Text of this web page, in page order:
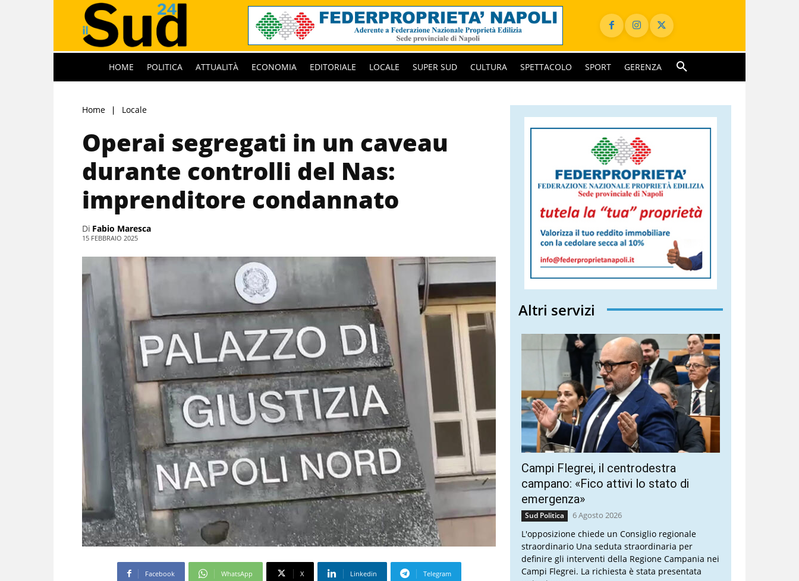
HOME POLITICA ATTUALITÀ ECONOMIA EDITORIALE LOCALE SUPER SUD CULTURA SPETTACOLO SPORT GERENZA
Home Locale
Operai segregati in un caveau
durante controlli del Nas:
imprenditore condannato
Di Fabio Maresca
15 FEBBRAIO 2025
Facebook WhatsApp X Linkedin Telegram
Altri servizi
Campi Flegrei, il centrodestra
campano: «Fico attivi lo stato di
emergenza»
Sud Politica 6 Agosto 2026
L'opposizione chiede un Consiglio regionale
straordinario Una seduta straordinaria per
definire gli interventi della Regione Campania nei
Campi Flegrei. La richiesta è stata presentata